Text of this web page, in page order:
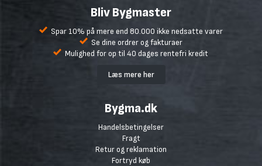
Bliv Bygmaster
Spar 10% på mere end 80.000 ikke nedsatte varer
Se dine ordrer og fakturaer
Mulighed for op til 40 dages rentefri kredit
Læs mere her
Bygma.dk
Handelsbetingelser
Fragt
Retur og reklamation
Fortryd køb